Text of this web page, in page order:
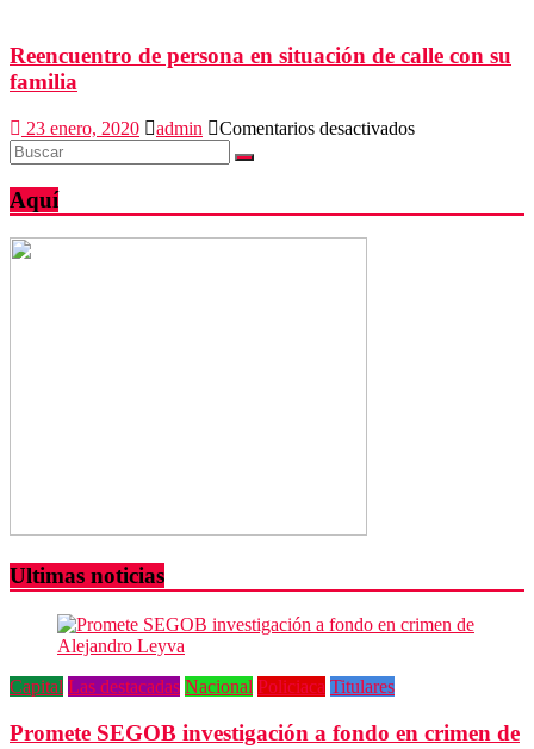
de
meses
seguridad
Reencuentro de persona en situación de calle con su
familia
23 enero, 2020 admin Comentarios desactivadosen
en
Aquí
Ultimas noticias
Capital Las destacadas Nacional Policiaca Titulares
Promete SEGOB investigación a fondo en crimen de